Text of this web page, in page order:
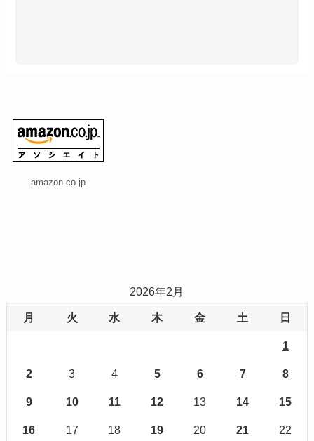
amazon.co.jp
2026年2月
月 火 水 木 金 土 日
1
2 3 4 5 6 7 8
9 10 11 12 13 14 15
16 17 18 19 20 21 22